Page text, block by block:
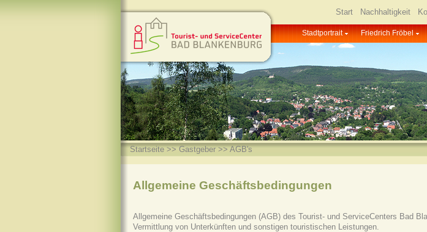
Start Nachhaltigkeit
Stadtportrait Friedrich Fröbel
Startseite>> Gastgeber>> AGB's
Allgemeine Geschäftsbedingungen
Allgemeine Geschäftsbedingungen (AGB) des Tourist- und ServiceCenters Bad
Vermittlung von Unterkünften und sonstigen touristischen Leistungen.